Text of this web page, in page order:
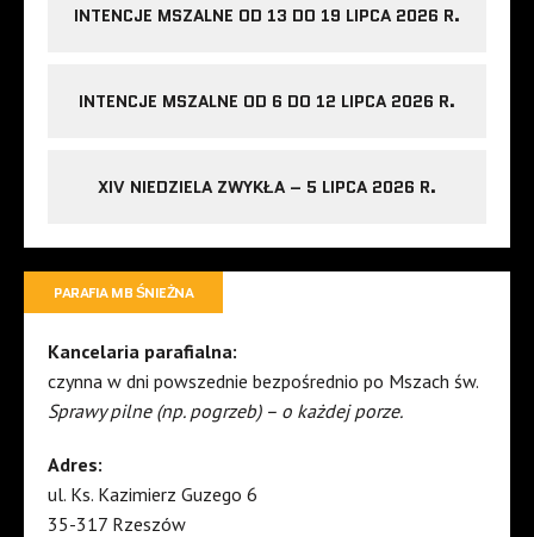
INTENCJE MSZALNE OD 13 DO 19 LIPCA 2026 R.
INTENCJE MSZALNE OD 6 DO 12 LIPCA 2026 R.
XIV NIEDZIELA ZWYKŁA – 5 LIPCA 2026 R.
PARAFIA MB ŚNIEŻNA
Kancelaria parafialna:
czynna w dni powszednie bezpośrednio po Mszach św.
Sprawy pilne (np. pogrzeb) – o każdej porze.
Adres:
ul. Ks. Kazimierz Guzego 6
35-317 Rzeszów